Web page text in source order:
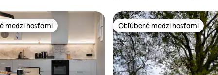
medzi hosťami
medzi hosťami Obľúbené medzi hosťami
Obľúbené medzi hosťami